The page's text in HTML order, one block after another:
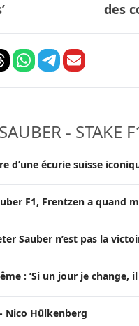
des
SAUBER - STAKE
d’une écurie suisse
F1, Frentzen a quand
Sauber n’est pas la
: ’Si un jour je change,
Nico Hülkenberg